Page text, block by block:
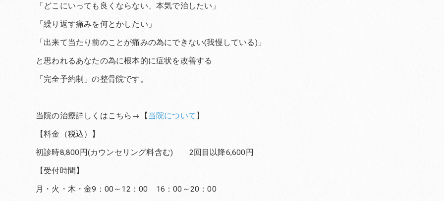
「どこにいっても良くならない、本気で治したい」
「繰り返す痛みを何とかしたい」
「出来て当たり前のことが痛みの為にできない(我慢している)」
と思われるあなたの為に根本的に症状を改善する
「完全予約制」の整骨院です。
当院の治療詳しくはこちら→【 当院について 】
【料金（税込）】
初診時8,800円(カウンセリング料含む) 2回目以降6,600円
【受付時間】
月・火・木・金9：00～12：00 16：00～20：00